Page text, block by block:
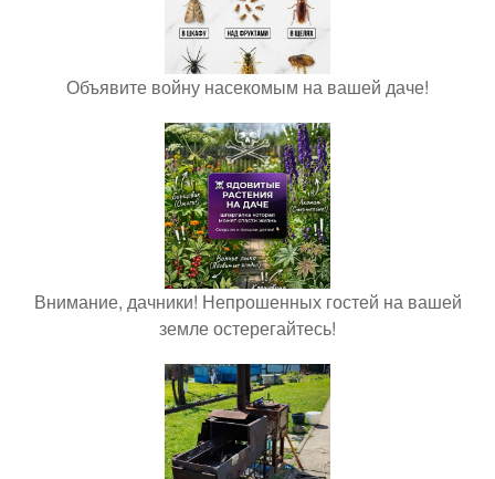
Объявите войну насекомым на вашей даче!
Внимание, дачники! Непрошенных гостей на вашей
земле остерегайтесь!